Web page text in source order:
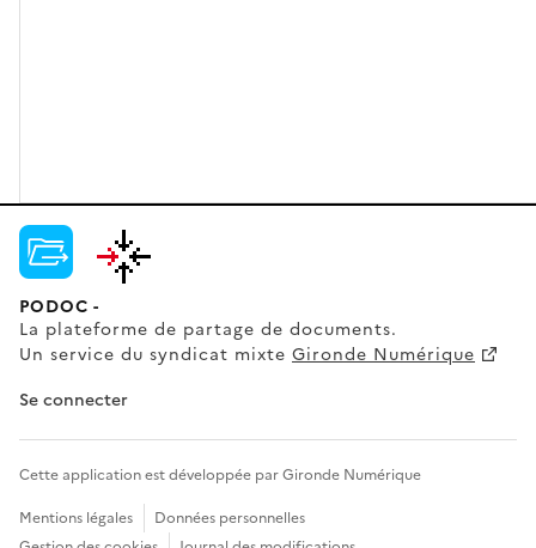
PODOC -
La plateforme de partage de documents.
Un service du syndicat mixte Gironde Numérique
Se connecter
Cette application est développée par Gironde Numérique
Mentions légales
Données personnelles